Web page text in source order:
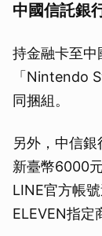
中國信託銀
持金融卡至中
「Nintendo
同捆組。
另外，中信
新臺幣6000
LINE官方帳
ELEVEN指定